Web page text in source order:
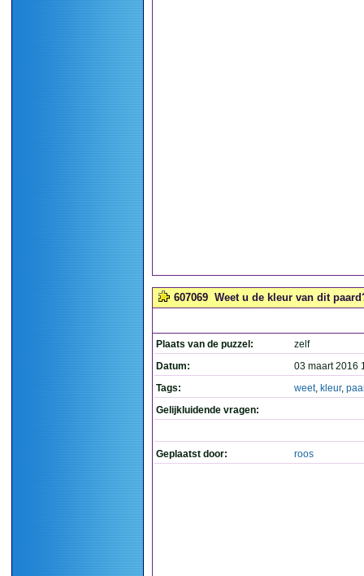
607069 Weet u de kleur van dit
Plaats van de puzzel:
zelf
Datum:
03 maart 2016
Tags:
weet, kleur,
Gelijkluidende vragen:
Geplaatst door: roos